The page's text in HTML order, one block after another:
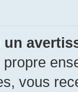
vous